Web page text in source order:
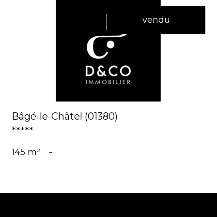
vendu
voir le bien
Bâgé-le-Châtel (01380)
*****
145 m² -